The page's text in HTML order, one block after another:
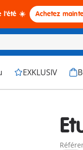
l'été ☀️ Achetez
EXKLUSIV